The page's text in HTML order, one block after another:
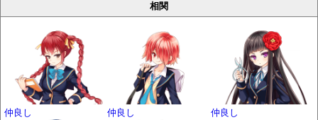
相関
仲良し 仲良し 仲良し